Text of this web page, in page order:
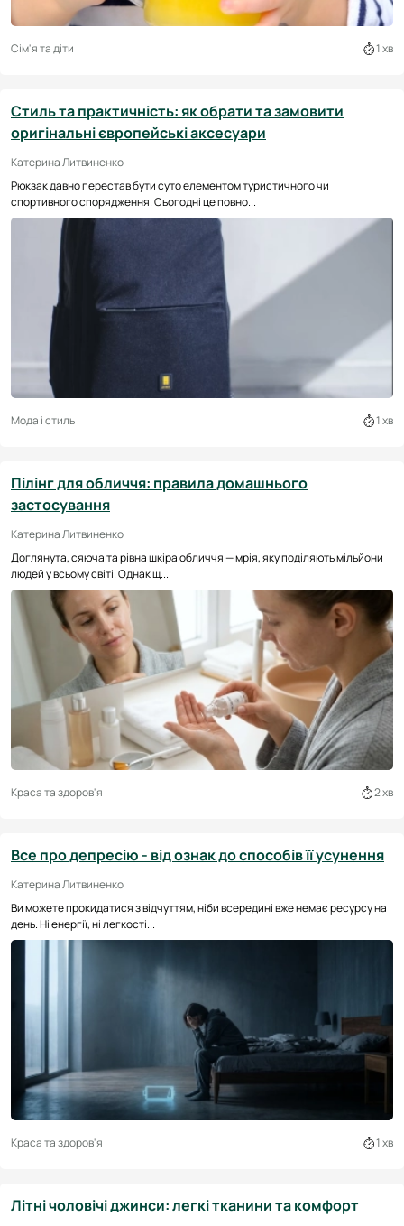
Сім'я та діти 1 хв
Стиль та практичність: як обрати та замовити
оригінальні європейські аксесуари
Катерина Литвиненко
Рюкзак давно перестав бути суто елементом туристичного чи
спортивного спорядження. Сьогодні це повно...
Мода і стиль 1 хв
Пілінг для обличчя: правила домашнього
застосування
Катерина Литвиненко
Доглянута, сяюча та рівна шкіра обличчя — мрія, яку поділяють мільйони
людей у всьому світі. Однак щ...
Краса та здоров'я 2 хв
Все про депресію - від ознак до способів її усунення
Катерина Литвиненко
Ви можете прокидатися з відчуттям, ніби всередині вже немає ресурсу на
день. Ні енергії, ні легкості...
Краса та здоров'я 1 хв
Літні чоловічі джинси: легкі тканини та комфорт